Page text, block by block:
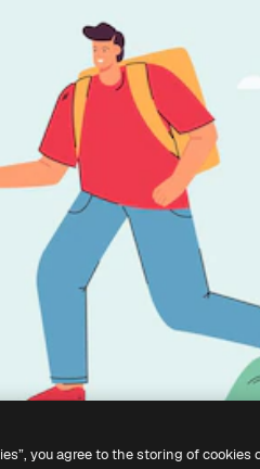
you agree to the storing of cookies